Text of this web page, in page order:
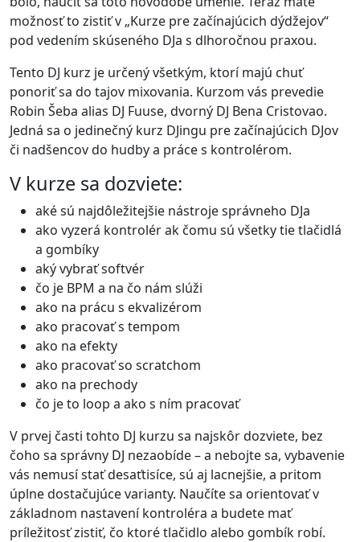
možnosť to zistiť v „Kurze pre začínajúcich dýdžejov“
pod vedením skúseného DJa s dlhoročnou praxou.
Tento DJ kurz je určený všetkým, ktorí majú chuť
ponoriť sa do tajov mixovania. Kurzom vás prevedie
Robin Šeba alias DJ Fuuse, dvorný DJ Bena Cristovao.
Jedná sa o jedinečný kurz DJingu pre začínajúcich DJov
či nadšencov do hudby a práce s kontrolérom.
V kurze sa dozviete:
aké sú najdôležitejšie nástroje správneho DJa
ako vyzerá kontrolér ak čomu sú všetky tie tlačidlá
a gombíky
aký vybrať softvér
čo je BPM a na čo nám slúži
ako na prácu s ekvalizérom
ako pracovať s tempom
ako na efekty
ako pracovať so scratchom
ako na prechody
čo je to loop a ako s ním pracovať
V prvej časti tohto DJ kurzu sa najskôr dozviete, bez
čoho sa správny DJ nezaobíde – a nebojte sa, vybavenie
vás nemusí stať desaťtisíce, sú aj lacnejšie, a pritom
úplne dostačujúce varianty. Naučíte sa orientovať v
základnom nastavení kontroléra a budete mať
príležitosť zistiť, čo ktoré tlačidlo alebo gombík robí.